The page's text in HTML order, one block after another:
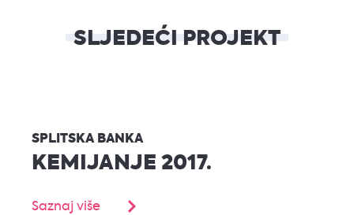
SLJEDEĆI PROJEKT
SPLITSKA BANKA
KEMIJANJE 2017.
Saznaj više